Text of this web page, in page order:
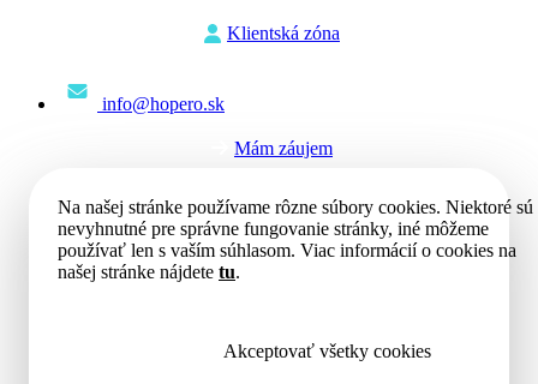
Klientská zóna
info@hopero.sk
Mám záujem
Na našej stránke používame rôzne súbory cookies. Niektoré sú
nevyhnutné pre správne fungovanie stránky, iné môžeme
používať len s vaším súhlasom. Viac informácií o cookies na
našej stránke nájdete tu.
Akceptovať všetky cookies